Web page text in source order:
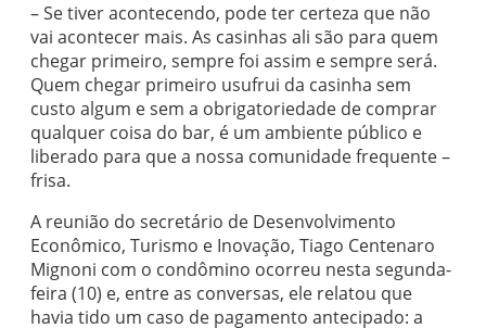
– Se tiver acontecendo, pode ter certeza que não
vai acontecer mais. As casinhas ali são para quem
chegar primeiro, sempre foi assim e sempre será.
Quem chegar primeiro usufrui da casinha sem
custo algum e sem a obrigatoriedade de comprar
qualquer coisa do bar, é um ambiente público e
liberado para que a nossa comunidade frequente –
frisa.
A reunião do secretário de Desenvolvimento
Econômico, Turismo e Inovação, Tiago Centenaro
Mignoni com o condômino ocorreu nesta segunda-
feira (10) e, entre as conversas, ele relatou que
havia tido um caso de pagamento antecipado: a